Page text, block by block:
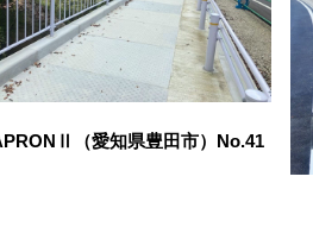
（愛知県豊田市）No.41